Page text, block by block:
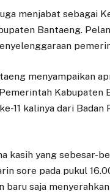
menjabat sebagai
Bantaeng.
menyampaikan
Kabupaten
11 kalinya dari
kasih yang sebesar-
sore pada pukul
saja